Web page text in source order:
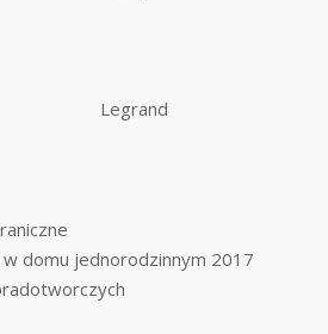
Legrand
domu jednorodzinnym 2017